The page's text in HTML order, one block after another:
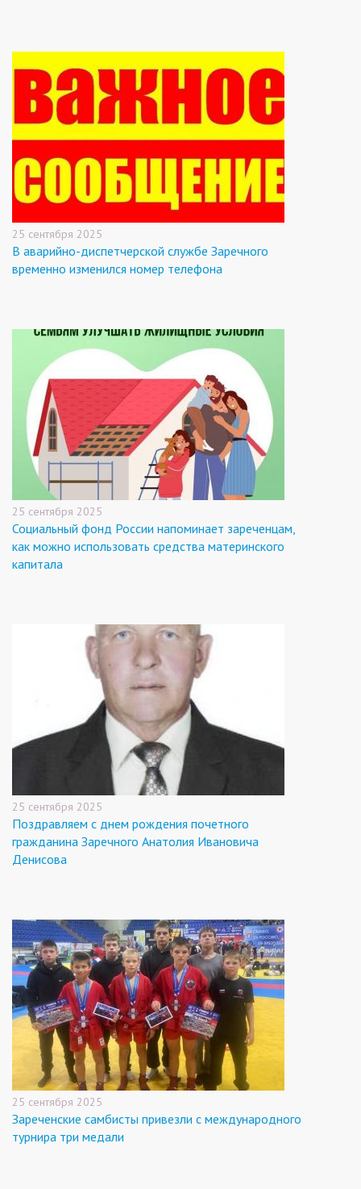
25 сентября 2025
В аварийно-диспетчерской службе Заречного
временно изменился номер телефона
25 сентября 2025
Социальный фонд России напоминает зареченцам,
как можно использовать средства материнского
капитала
25 сентября 2025
Поздравляем с днем рождения почетного
гражданина Заречного Анатолия Ивановича
Денисова
25 сентября 2025
Зареченские самбисты привезли с международного
турнира три медали